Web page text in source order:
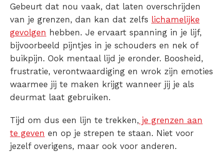
Gebeurt dat nou vaak, dat laten overschrijden
van je grenzen, dan kan dat zelfs lichamelijke
gevolgen hebben. Je ervaart spanning in je lijf,
bijvoorbeeld pijntjes in je schouders en nek of
buikpijn. Ook mentaal lijd je eronder. Boosheid,
frustratie, verontwaardiging en wrok zijn emoties
waarmee jij te maken krijgt wanneer jij je als
deurmat laat gebruiken.
Tijd om dus een lijn te trekken, je grenzen aan
te geven en op je strepen te staan. Niet voor
jezelf overigens, maar ook voor anderen.